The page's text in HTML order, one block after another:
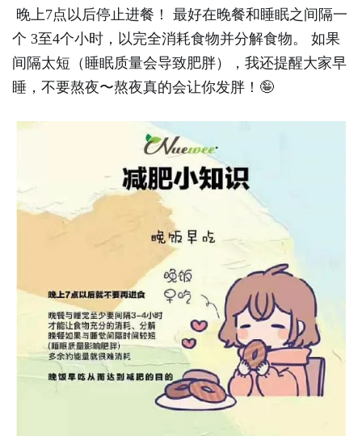
晚上7点以后停止进餐！
最好在晚餐和睡眠之间隔一
个 3至4个小时，以完全消耗食物并分解食物。
如果
间隔太短（睡眠质量会导致肥胖），我还提醒大家早
睡，不要熬夜〜熬夜真的会让你发胖！ 🤪